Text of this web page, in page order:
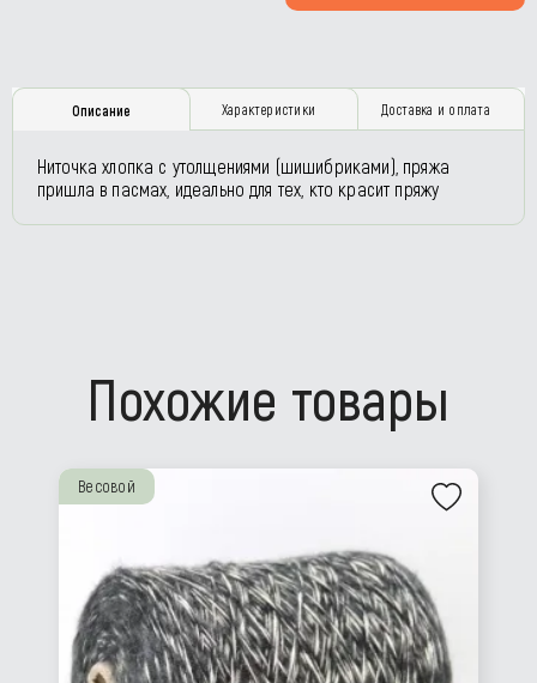
Описание Характеристики Доставка и оплата
Ниточка хлопка с утолщениями (шишибриками), пряжа
пришла в пасмах, идеально для тех, кто красит пряжу
Похожие товары
Весовой